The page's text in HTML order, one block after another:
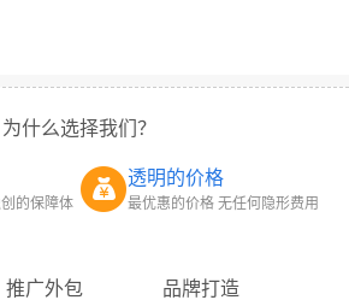
为什么选择我们？
的保障体
透明的价格
最优惠的价格 无任何隐形费用
推广外包 品牌打造